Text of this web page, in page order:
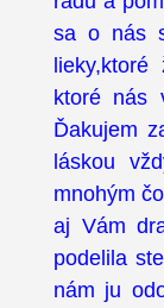
sa o nás
ktoré nás
Ďakujem
láskou
mnohým
aj Vám
podelila
nám ju